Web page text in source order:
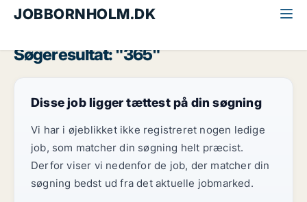
JOBBORNHOLM.DK
Søgeresultat: "365"
Disse job ligger tættest på din søgning
Vi har i øjeblikket ikke registreret nogen ledige
job, som matcher din søgning helt præcist.
Derfor viser vi nedenfor de job, der matcher din
søgning bedst ud fra det aktuelle jobmarked.